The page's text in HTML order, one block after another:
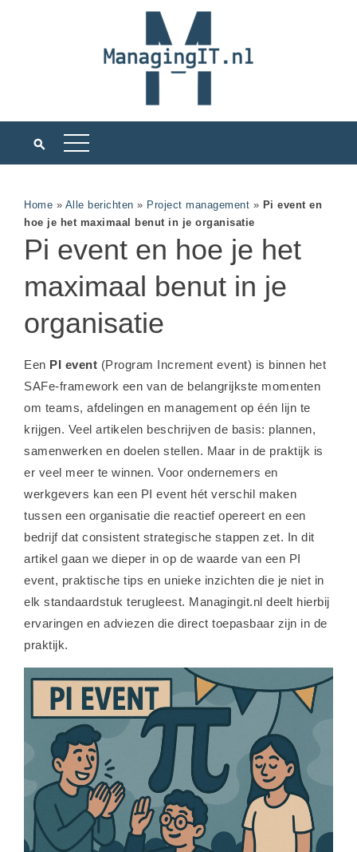
Home » Alle berichten » Project management » Pi event en
hoe je het maximaal benut in je organisatie
Pi event en hoe je het
maximaal benut in je
organisatie
Een PI event (Program Increment event) is binnen het
SAFe-framework een van de belangrijkste momenten
om teams, afdelingen en management op één lijn te
krijgen. Veel artikelen beschrijven de basis: plannen,
samenwerken en doelen stellen. Maar in de praktijk is
er veel meer te winnen. Voor ondernemers en
werkgevers kan een PI event hét verschil maken
tussen een organisatie die reactief opereert en een
bedrijf dat consistent strategische stappen zet. In dit
artikel gaan we dieper in op de waarde van een PI
event, praktische tips en unieke inzichten die je niet in
elk standaardstuk terugleest. Managingit.nl deelt hierbij
ervaringen en adviezen die direct toepasbaar zijn in de
praktijk.